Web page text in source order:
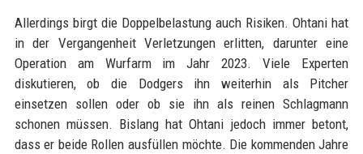
Allerdings birgt die Doppelbelastung auch Risiken. Ohtani hat
in der Vergangenheit Verletzungen erlitten, darunter eine
Operation am Wurfarm im Jahr 2023. Viele Experten
diskutieren, ob die Dodgers ihn weiterhin als Pitcher
einsetzen sollen oder ob sie ihn als reinen Schlagmann
schonen müssen. Bislang hat Ohtani jedoch immer betont,
dass er beide Rollen ausfüllen möchte. Die kommenden Jahre